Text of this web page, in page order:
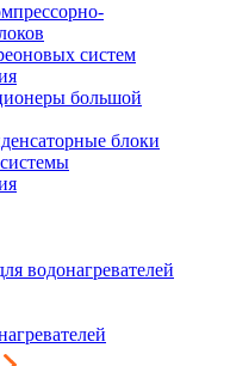
систем
большой
блоки
водонагревателей